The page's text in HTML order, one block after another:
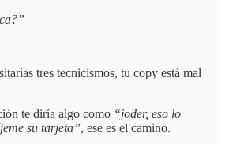
tres tecnicismos, tu copy está mal
te diría algo como “joder, eso lo
su tarjeta”, ese es el camino.